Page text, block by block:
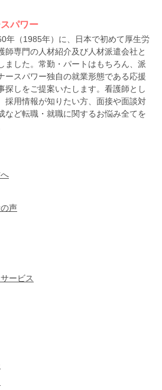
パワー
年（1985年）に、日本で初めて厚生労
師専門の人材紹介及び人材派遣会社と
ました。常勤・パートはもちろん、派
ースパワー独自の就業形態である応援
探しをご提案いたします。看護師とし
採用情報が知りたい方、面接や面談対
など転職・就職に関するお悩み全てを
声
ービス